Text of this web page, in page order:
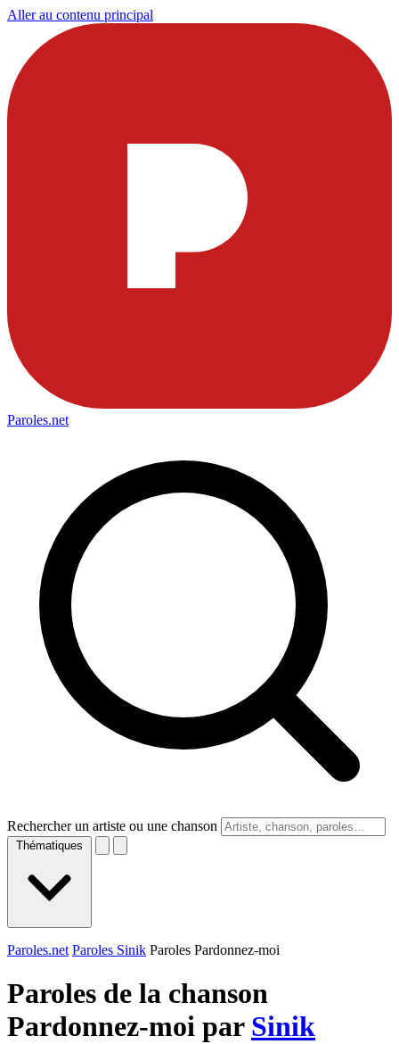
Aller au contenu principal
Paroles.net
Rechercher un artiste ou une chanson
Thématiques
Paroles.net Paroles Sinik Paroles Pardonnez-moi
Paroles de la chanson
Pardonnez-moi par Sinik